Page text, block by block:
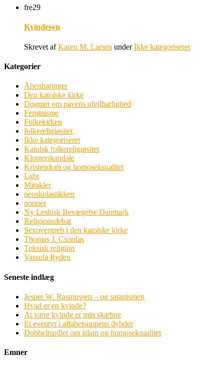
fre29
Kvindesyn
Skrevet afKaren M. Larsen underIkke kategoriseret
Kategorier
Åbenbaringer
Den katolske kirke
Dogmet om pavens ufejlbarlighed
Feminisme
Folkekirken
folkereligiøsitet
Ikke kategoriseret
Katolsk folkereligiøsitet
Klosterskandale
Kristendom og homoseksualitet
Lgbt
Mirakler
neoskolastikken
nonner
Ny Lesbisk Bevægelse Danmark
Religionsdebat
Sexovergreb i den katolske kirke
Thomas J. Csordas
Toksisk religion
Vassula Ryden
Seneste indlæg
Jesper W. Rasmussen – og satanismen
Hvad er en kvinde?
At være kvinde er min skæbne
Et eventyr i alfabetsuppens dybder
Dobbeltspillet om islam og homoseksualitet
Emner